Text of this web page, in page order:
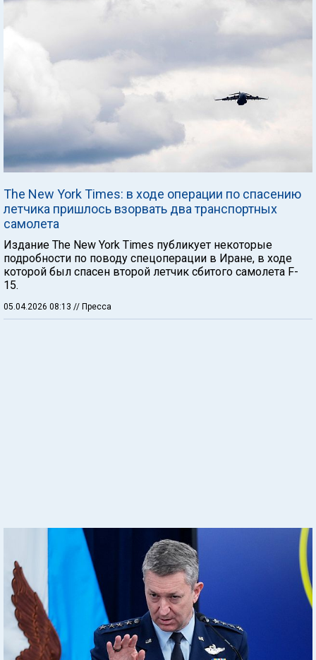
The New York Times: в ходе операции по спасению
летчика пришлось взорвать два транспортных
самолета
Издание The New York Times публикует некоторые
подробности по поводу спецоперации в Иране, в ходе
которой был спасен второй летчик сбитого самолета F-
15.
05.04.2026 08:13 // Пресса